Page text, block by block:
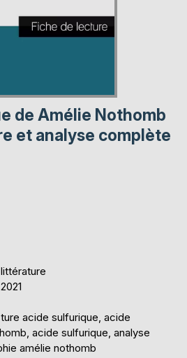
de Amélie Nothomb
et analyse complète
acide sulfurique, acide
acide sulfurique, analyse
amélie nothomb